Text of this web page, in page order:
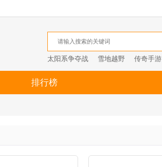
太阳系争夺战 雪地越野 传奇手游
排行榜